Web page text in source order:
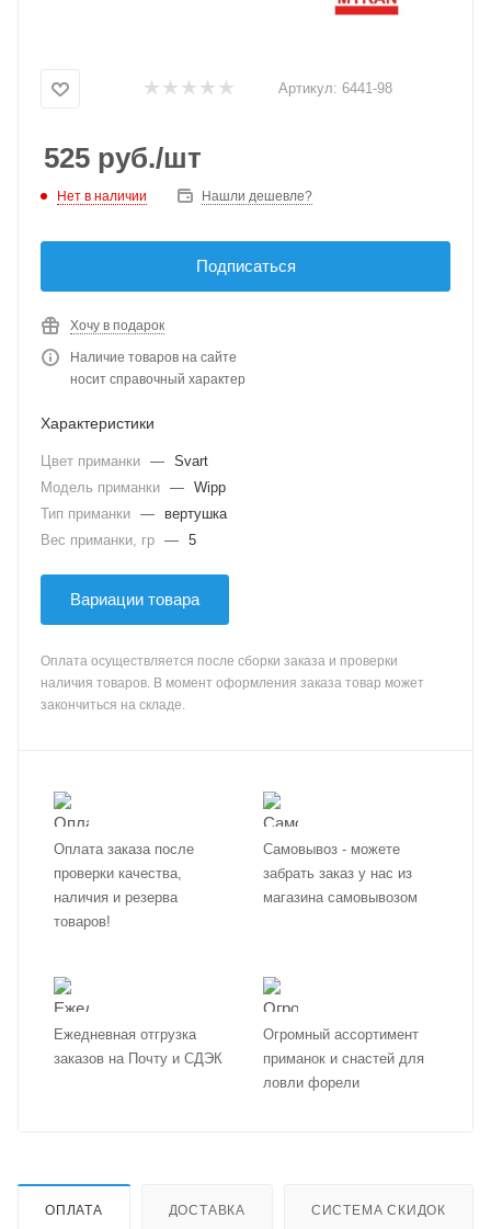
Артикул: 6441-98
525 руб./шт
Нет в наличии Нашли дешевле?
Подписаться
Хочу в подарок
Наличие товаров на сайте
носит справочный характер
Характеристики
Цвет приманки — Svart
Модель приманки — Wipp
Тип приманки —
вертушка
Вес приманки, гр — 5
Вариации товара
Оплата осуществляется после сборки заказа и проверки
наличия товаров. В момент оформления заказа товар может
закончиться на складе.
Оплата заказа после
проверки качества,
наличия и резерва
товаров!
Самовывоз - можете
забрать заказ у нас из
магазина самовывозом
Ежедневная отгрузка
заказов на Почту и СДЭК
Огромный ассортимент
приманок и снастей для
ловли форели
ОПЛАТА ДОСТАВКА СИСТЕМА СКИДОК